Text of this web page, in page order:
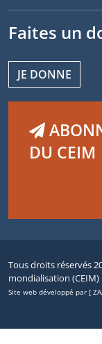
Faites un
JE DONNE
DU CEIM
Tous droits réservés
mondialisation (CEIM)
Site web développé par [